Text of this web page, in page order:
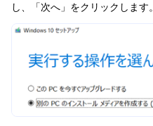
し、「次へ」をクリックします。